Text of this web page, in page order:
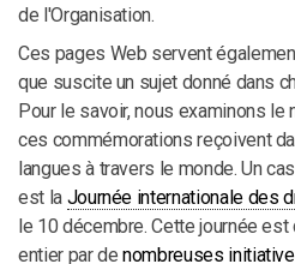
de l'Organisation.
Ces pages Web servent
que suscite un sujet donné dans
Pour le savoir, nous examinons le
ces commémorations reçoivent
langues à travers le monde. Un
est la Journée internationale des
le 10 décembre. Cette journée
entier par denombreuses